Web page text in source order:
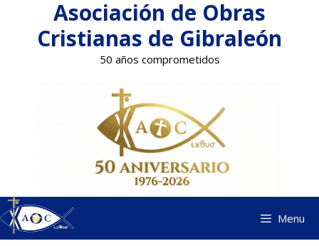
contenido
Asociación de Obras
Cristianas de Gibraleón
50 años comprometidos
Menu